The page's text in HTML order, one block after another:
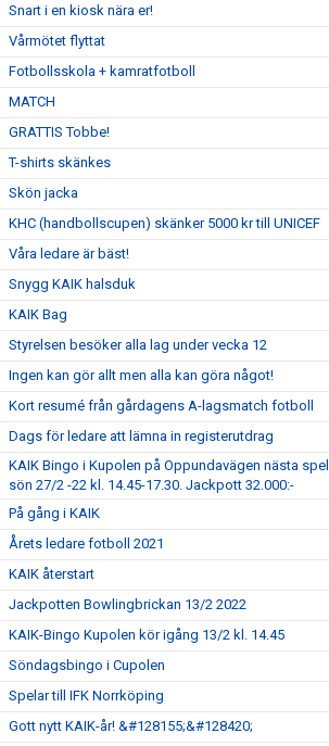
Snart i en kiosk nära er!
Vårmötet flyttat
Fotbollsskola + kamratfotboll
MATCH
GRATTIS Tobbe!
T-shirts skänkes
Skön jacka
KHC (handbollscupen) skänker 5000 kr till UNICEF
Våra ledare är bäst!
Snygg KAIK halsduk
KAIK Bag
Styrelsen besöker alla lag under vecka 12
Ingen kan gör allt men alla kan göra något!
Kort resumé från gårdagens A-lagsmatch fotboll
Dags för ledare att lämna in registerutdrag
KAIK Bingo i Kupolen på Oppundavägen nästa
sön 27/2 -22 kl. 14.45-17.30. Jackpott 32.000:-
På gång i KAIK
Årets ledare fotboll 2021
KAIK återstart
Jackpotten Bowlingbrickan 13/2 2022
KAIK-Bingo Kupolen kör igång 13/2 kl. 14.45
Söndagsbingo i Cupolen
Spelar till IFK Norrköping
Gott nytt KAIK-år! &#128155;&#128420;